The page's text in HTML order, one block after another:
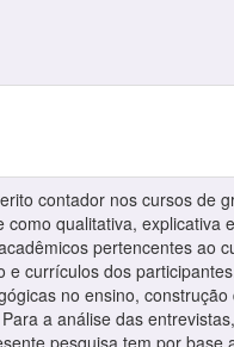
contador nos cursos de
qualitativa, explicativa
pertencentes ao
currículos dos
no ensino,
a análise das